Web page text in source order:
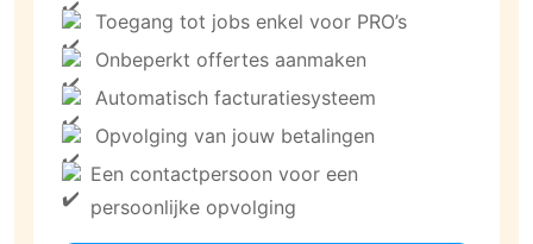
Toegang tot jobs enkel voor PRO’s
Onbeperkt offertes aanmaken
Automatisch facturatiesysteem
Opvolging van jouw betalingen
Een contactpersoon voor een
persoonlijke opvolging